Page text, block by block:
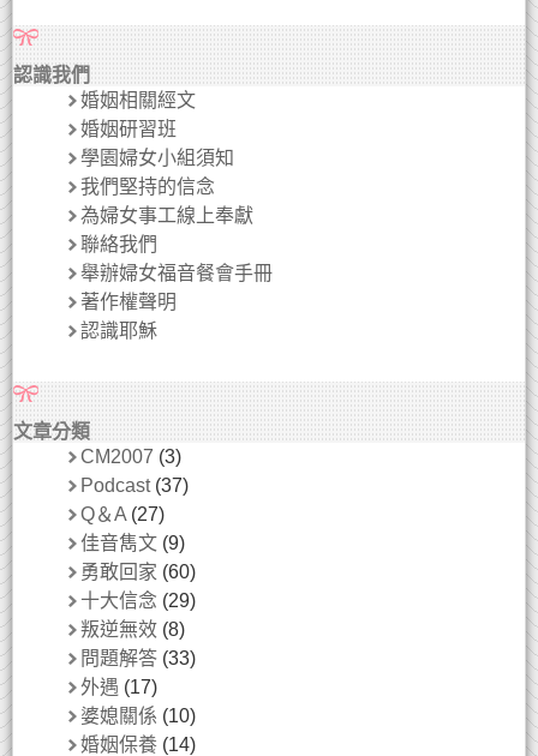
認識我們
婚姻相關經文
婚姻研習班
學園婦女小組須知
我們堅持的信念
為婦女事工線上奉獻
聯絡我們
舉辦婦女福音餐會手冊
著作權聲明
認識耶穌
文章分類
CM2007 (3)
Podcast(37)
Q＆A (27)
佳音雋文 (9)
勇敢回家 (60)
十大信念 (29)
叛逆無效 (8)
問題解答 (33)
外遇 (17)
婆媳關係 (10)
婚姻保養 (14)